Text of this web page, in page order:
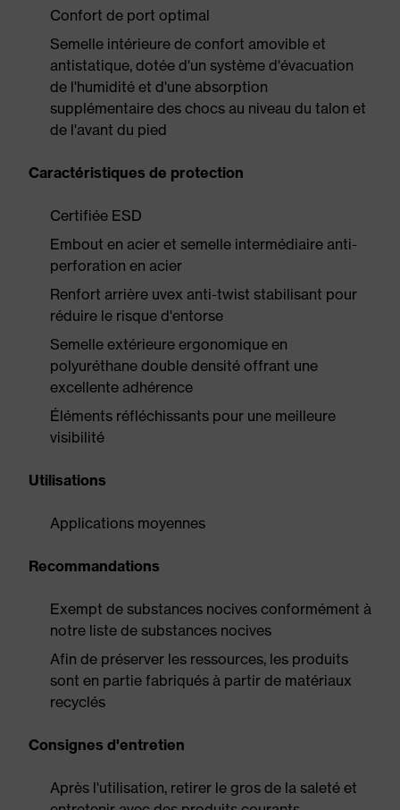
Confort de port optimal
Semelle intérieure de confort amovible et
antistatique, dotée d'un système d'évacuation
de l'humidité et d'une absorption
supplémentaire des chocs au niveau du talon et
de l'avant du pied
Caractéristiques de protection
Certifiée ESD
Embout en acier et semelle intermédiaire anti-
perforation en acier
Renfort arrière uvex anti-twist stabilisant pour
réduire le risque d'entorse
Semelle extérieure ergonomique en
polyuréthane double densité offrant une
excellente adhérence
Éléments réfléchissants pour une meilleure
visibilité
Utilisations
Applications moyennes
Recommandations
Exempt de substances nocives conformément à
notre liste de substances nocives
Afin de préserver les ressources, les produits
sont en partie fabriqués à partir de matériaux
recyclés
Consignes d'entretien
Après l'utilisation, retirer le gros de la saleté et